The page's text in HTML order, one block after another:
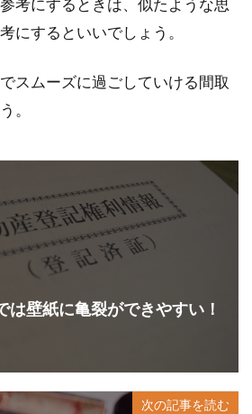
考にするときは、似たような思
にするといいでしょう。
スムーズに過ごしていける間取
。
は壁紙に亀裂ができやすい！
次の記事を読む